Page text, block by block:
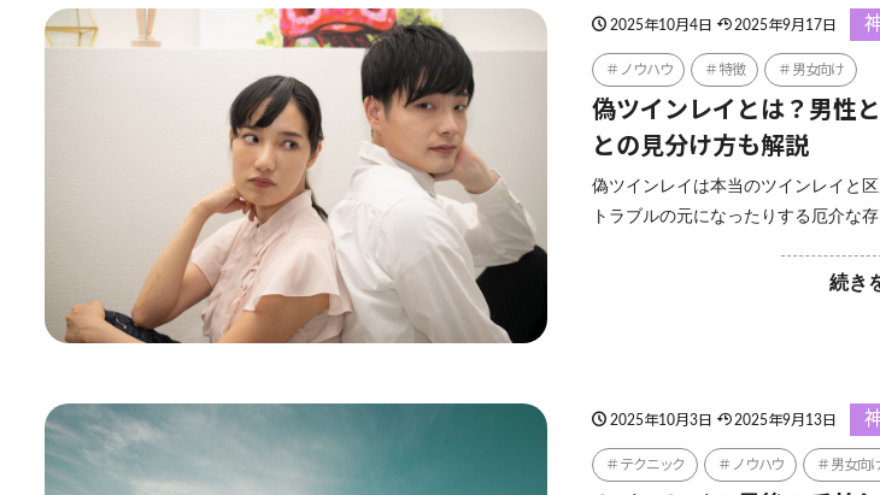
2025年10月4日 2025年9月17日
ノウハウ 特徴 男女向け
偽ツインレイとは？男性
との見分け方も解説
偽ツインレイは本当のツインレイと
トラブルの元になったりする厄介な
続き
2025年10月3日 2025年9月13日
テクニック ノウハウ 男女向